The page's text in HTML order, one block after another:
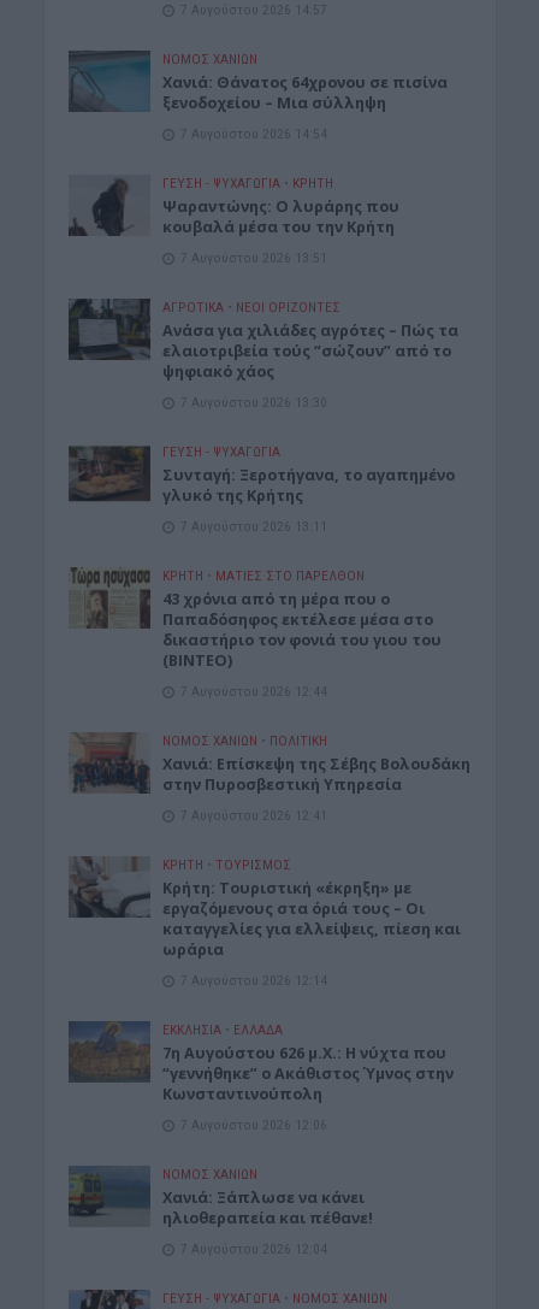
7 Αυγούστου 2026 14:57
ΝΟΜΌΣ ΧΑΝΊΩΝ
Χανιά: Θάνατος 64χρονου σε πισίνα
ξενοδοχείου – Μια σύλληψη
7 Αυγούστου 2026 14:54
ΓΕΎΣΗ - ΨΥΧΑΓΩΓΊΑ • ΚΡΗΤΗ
Ψαραντώνης: Ο λυράρης που
κουβαλά μέσα του την Κρήτη
7 Αυγούστου 2026 13:51
ΑΓΡΟΤΙΚΑ • ΝΕΟΙ ΟΡΙΖΟΝΤΕΣ
Ανάσα για χιλιάδες αγρότες – Πώς τα
ελαιοτριβεία τούς “σώζουν” από το
ψηφιακό χάος
7 Αυγούστου 2026 13:30
ΓΕΎΣΗ - ΨΥΧΑΓΩΓΊΑ
Συνταγή: Ξεροτήγανα, το αγαπημένο
γλυκό της Κρήτης
7 Αυγούστου 2026 13:11
ΚΡΗΤΗ • ΜΑΤΙΕΣ ΣΤΟ ΠΑΡΕΛΘΟΝ
43 χρόνια από τη μέρα που ο
Παπαδόσηφος εκτέλεσε μέσα στο
δικαστήριο τον φονιά του γιου του
(ΒΙΝΤΕΟ)
7 Αυγούστου 2026 12:44
ΝΟΜΌΣ ΧΑΝΊΩΝ • ΠΟΛΙΤΙΚΗ
Xανιά: Επίσκεψη της Σέβης Βολουδάκη
στην Πυροσβεστική Υπηρεσία
7 Αυγούστου 2026 12:41
ΚΡΗΤΗ • ΤΟΥΡΙΣΜΟΣ
Κρήτη: Τουριστική «έκρηξη» με
εργαζόμενους στα όριά τους – Οι
καταγγελίες για ελλείψεις, πίεση και
ωράρια
7 Αυγούστου 2026 12:14
ΕΚΚΛΗΣΙΑ • ΕΛΛΑΔΑ
7η Αυγούστου 626 μ.Χ.: Η νύχτα που
“γεννήθηκε” ο Ακάθιστος Ύμνος στην
Κωνσταντινούπολη
7 Αυγούστου 2026 12:06
ΝΟΜΌΣ ΧΑΝΊΩΝ
Χανιά: Ξάπλωσε να κάνει
ηλιοθεραπεία και πέθανε!
7 Αυγούστου 2026 12:04
ΓΕΎΣΗ - ΨΥΧΑΓΩΓΊΑ • ΝΟΜΌΣ ΧΑΝΊΩΝ